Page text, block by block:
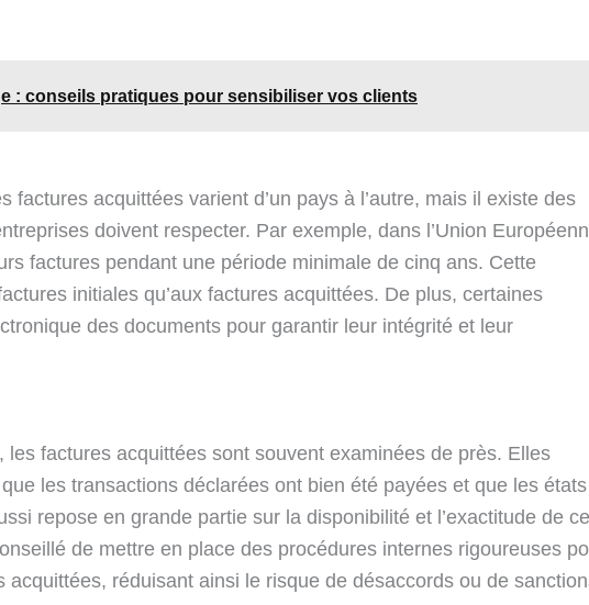
: conseils pratiques pour sensibiliser vos clients
factures acquittées varient d’un pays à l’autre, mais il existe des
doivent respecter. Par exemple, dans l’Union
factures pendant une période minimale de cinq ans. Cette
initiales qu’aux factures acquittées. De plus, certaines
des documents pour garantir leur intégrité et leur
factures acquittées sont souvent examinées de près. Elles
les transactions déclarées ont bien été payées et que les états
repose en grande partie sur la disponibilité et l’exactitude de
de mettre en place des procédures internes rigoureuses
acquittées, réduisant ainsi le risque de désaccords ou de